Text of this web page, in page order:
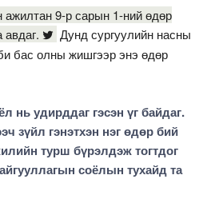
9-р сарын 1-ний өдөр
Дунд сургуулийн насны
бас олны жишгээр энэ өдөр
нь удирддаг гэсэн үг байдаг.
зүйл гэнэтхэн нэг өдөр бий
турш бүрэлдэж тогтдог
соёлын тухайд та